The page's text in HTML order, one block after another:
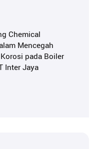
Chemical
Mencegah
pada Boiler
Inter Jaya